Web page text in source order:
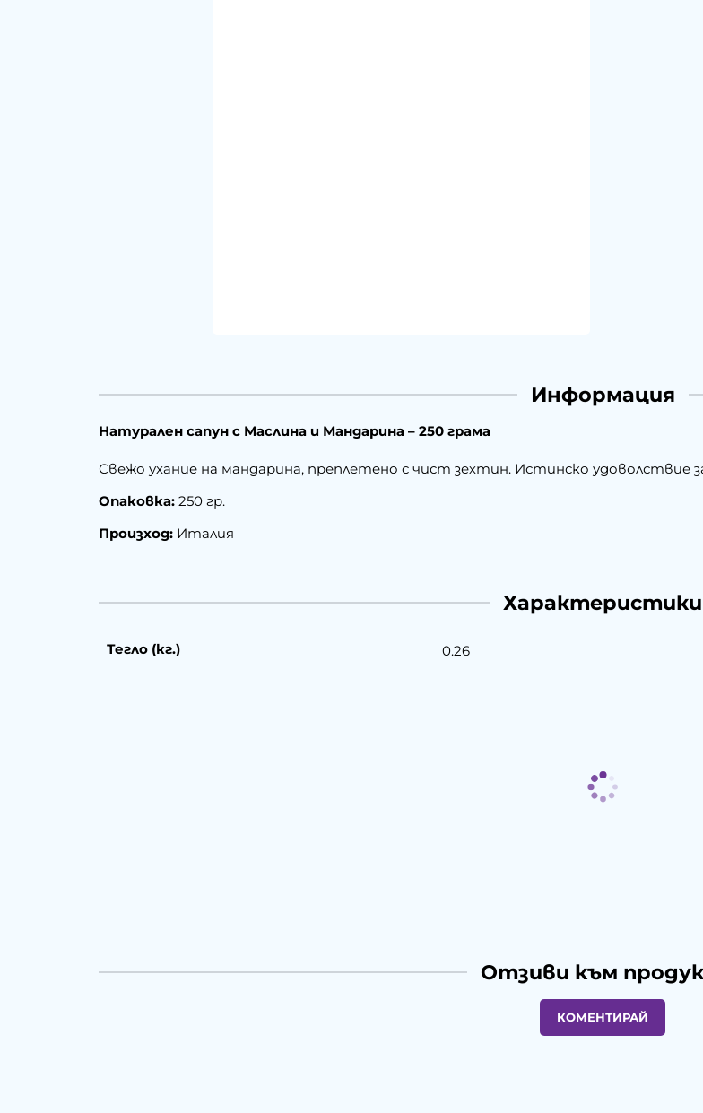
Информация
Натурален сапун с Маслина и Мандарина – 250 грама
Свежо ухание на мандарина, преплетено с чист зехтин. Истинско удоволствие
Опаковка: 250 гр.
Произход: Италия
Характеристики
Тегло (кг.) 0.26
Отзиви към
КОМЕНТИРАЙ